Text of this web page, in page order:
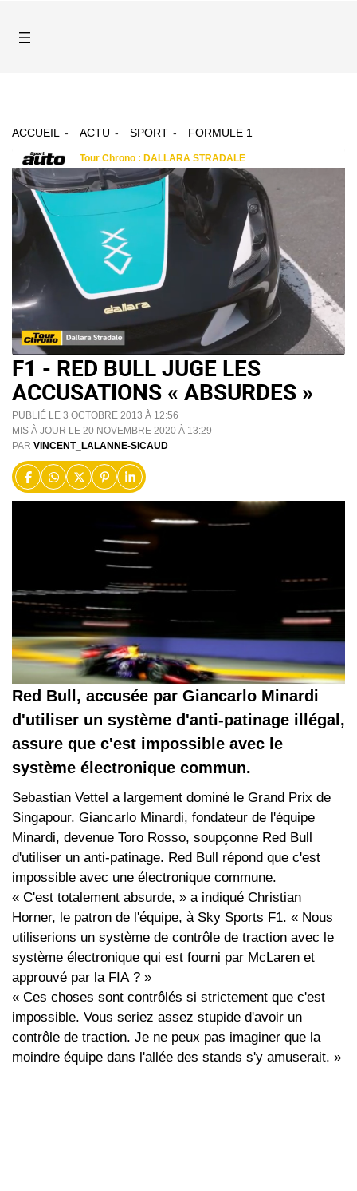
ACCUEIL ACTU SPORT FORMULE 1
F1 - RED BULL JUGE LES
ACCUSATIONS « ABSURDES »
PUBLIÉ LE 3 OCTOBRE 2013 À 12:56
MIS À JOUR LE 20 NOVEMBRE 2020 À 13:29
PAR VINCENT_LALANNE-SICAUD
Red Bull, accusée par Giancarlo Minardi
d'utiliser un système d'anti-patinage illégal,
assure que c'est impossible avec le
système électronique commun.
Sebastian Vettel a largement dominé le Grand Prix de
Singapour. Giancarlo Minardi, fondateur de l'équipe
Minardi, devenue Toro Rosso, soupçonne Red Bull
d'utiliser un anti-patinage. Red Bull répond que c'est
impossible avec une électronique commune.
« C'est totalement absurde, » a indiqué Christian
Horner, le patron de l'équipe, à Sky Sports F1. « Nous
utiliserions un système de contrôle de traction avec le
système électronique qui est fourni par McLaren et
approuvé par la FIA ? »
« Ces choses sont contrôlés si strictement que c'est
impossible. Vous seriez assez stupide d'avoir un
contrôle de traction. Je ne peux pas imaginer que la
moindre équipe dans l'allée des stands s'y amuserait. »